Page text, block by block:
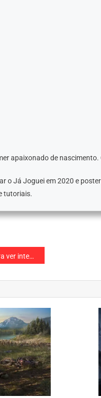
apaixonado de nascimento.
o Já Joguei em 2020 e
tutoriais.
e Devil May Cry